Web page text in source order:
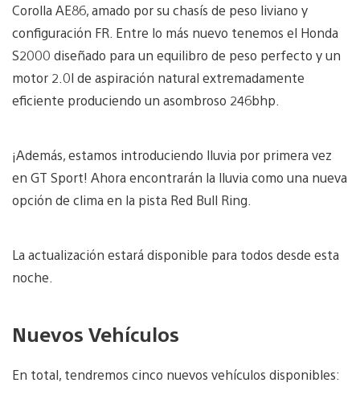
Corolla AE86, amado por su chasís de peso liviano y
configuración FR. Entre lo más nuevo tenemos el Honda
S2000 diseñado para un equilibro de peso perfecto y un
motor 2.0l de aspiración natural extremadamente
eficiente produciendo un asombroso 246bhp.
¡Además, estamos introduciendo lluvia por primera vez
en GT Sport! Ahora encontrarán la lluvia como una nueva
opción de clima en la pista Red Bull Ring.
La actualización estará disponible para todos desde esta
noche.
Nuevos Vehículos
En total, tendremos cinco nuevos vehículos disponibles: